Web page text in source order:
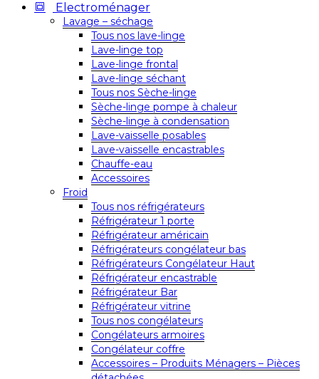
Electroménager
Lavage – séchage
Tous nos lave-linge
Lave-linge top
Lave-linge frontal
Lave-linge séchant
Tous nos Sèche-linge
Sèche-linge pompe à chaleur
Sèche-linge à condensation
Lave-vaisselle posables
Lave-vaisselle encastrables
Chauffe-eau
Accessoires
Froid
Tous nos réfrigérateurs
Réfrigérateur 1 porte
Réfrigérateur américain
Réfrigérateurs congélateur bas
Réfrigérateurs Congélateur Haut
Réfrigérateur encastrable
Réfrigérateur Bar
Réfrigérateur vitrine
Tous nos congélateurs
Congélateurs armoires
Congélateur coffre
Accessoires – Produits Ménagers – Pièces